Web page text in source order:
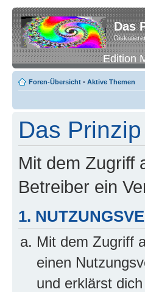
Das
Edition
Foren-Übersicht • Aktive Themen
Das
Mit dem Zugriff
Betreiber ein
1.
Mit dem Zugriff
einen
und erklärst